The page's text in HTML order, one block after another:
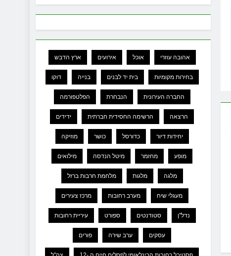
אהובה עוזרי אוכל אירועים ארץ הדבש
בחירות מקומיות בית יד לבנים בנייה דוקו
החברה העירונית הנבחרת הפלטפורמה
הרצאה הרשימה החסידית חברתית ידידים
יחידות דיור כדורסל כושר מוזיקה
מופע מחזמר מיטל הנדסה מילואים
מלגה מלגות מלחמת חרבות ברזל
מעגלי שיח מערב רחובות מרכז צעירים
נדל"ן סטודנטים ספורט עיריית רחובות
עסקים ערב שירה פורים